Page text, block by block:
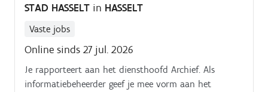
STAD HASSELT in HASSELT
Vaste jobs
Online sinds 27 jul. 2026
Je rapporteert aan het diensthoofd Archief. Als
informatiebeheerder geef je mee vorm aan het